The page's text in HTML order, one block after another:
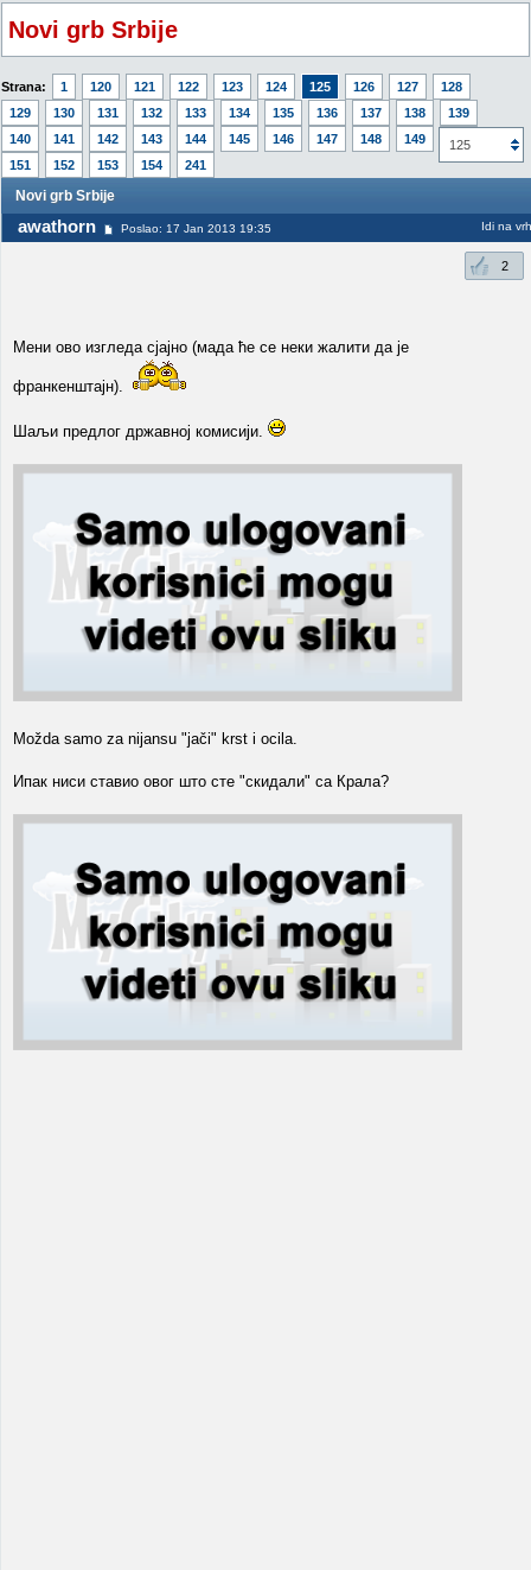
Novi grb Srbije
Strana: 1 120 121 122 123 124 125 126 127
128
129
130 131 132 133 134 135 136 137 138
139
140
141 142 143 144 145 146 147 148 149
150
151
152 153 154 241
125
Novi grb Srbije
awathorn Poslao: 17 Jan 2013 19:35 Idi na vrh
2
Мени ово изгледа сјајно (мада ће се неки жалити да је
франкенштајн).
Шаљи предлог државној комисији.
Možda samo za nijansu "jači" krst i ocila.
Ипак ниси ставио овог што сте "скидали" са Крала?